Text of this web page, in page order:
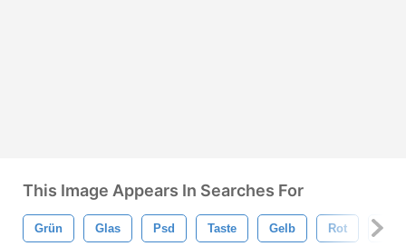
This Image Appears In Searches For
Grün Glas Psd Taste Gelb Rot